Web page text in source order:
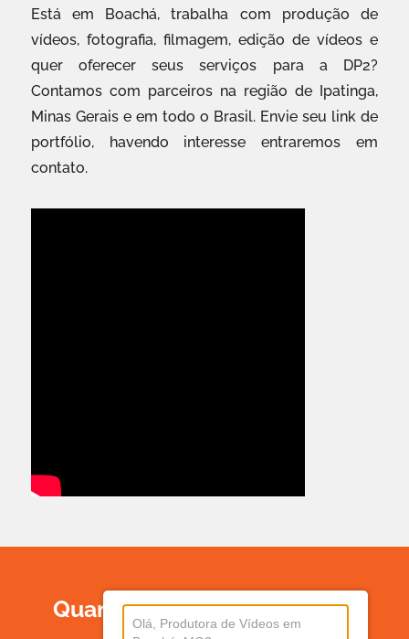
Está em Boachá, trabalha com produção de
vídeos, fotografia, filmagem, edição de vídeos e
quer oferecer seus serviços para a DP2?
Contamos com parceiros na região de Ipatinga,
Minas Gerais e em todo o Brasil. Envie seu link de
portfólio, havendo interesse entraremos em
contato.
Quanto Custa Produzir Um